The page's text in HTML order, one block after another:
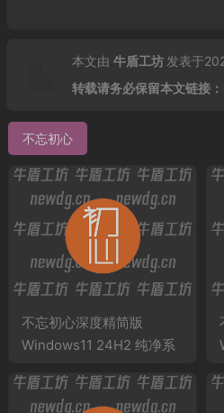
本文由 牛盾工坊 发表于
转载请务必保留本文链接：
不忘初心
不忘初心深度精简版
Windows11 24H2 纯净系